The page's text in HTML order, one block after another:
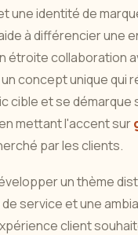
une identité de
à différencier une
étroite collaboration
concept unique qui
cible et se démarque
mettant l'accent sur
par les clients.
un thème
service et une
client